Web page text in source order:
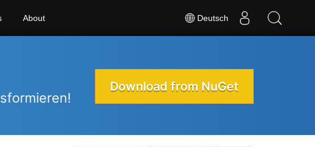
Deutsch
About
Download from NuGet